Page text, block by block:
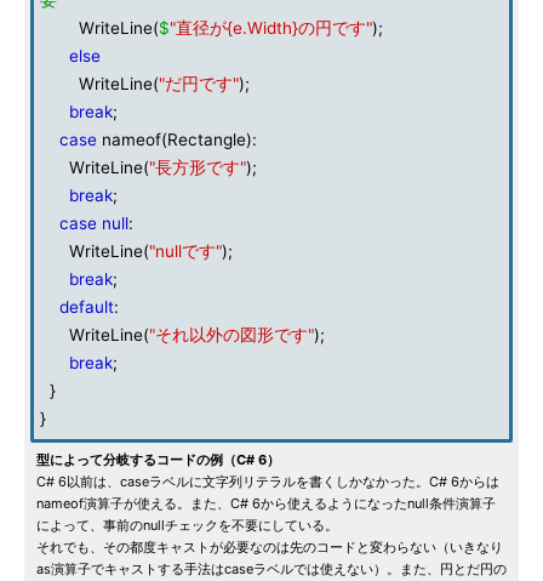
WriteLine($"直径が{e.Width}の円です");
else
WriteLine("だ円です");
break;
case nameof(Rectangle):
WriteLine("長方形です");
break;
case null:
WriteLine("nullです");
break;
default:
WriteLine("それ以外の図形です");
break;
}
}
型によって分岐するコードの例（C# 6）
C# 6以前は、caseラベルに文字列リテラルを書くしかなかった。C# 6からは
nameof演算子が使える。また、C# 6から使えるようになったnull条件演算子
によって、事前のnullチェックを不要にしている。
それでも、その都度キャストが必要なのは先のコードと変わらない（いきなり
as演算子でキャストする手法はcaseラベルでは使えない）。また、円とだ円の